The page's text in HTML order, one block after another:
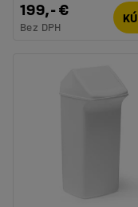
199,- €
Bez DPH